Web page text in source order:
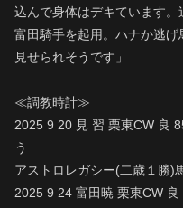
込んで身体はデキています
富田騎手を起用。ハナか逃
見せられそうです」
≪調教時計≫
2025 9 20 見 習 栗東CW 良
う
アストロレガシー(二歳１勝)
2025 9 24 富田暁 栗東CW